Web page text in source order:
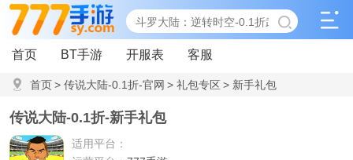
首页 BT手游 开服表 客服
首页> 传说大陆-0.1折-官网 > 礼包专区 > 新手礼包
传说大陆-0.1折-新手礼包
适用平台：